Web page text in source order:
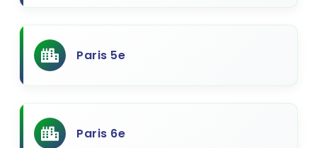
Paris 5e
Paris 6e